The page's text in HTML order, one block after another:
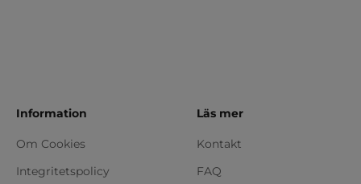
Information
Om Cookies
Integritetspolicy
Läs mer
Kontakt
FAQ